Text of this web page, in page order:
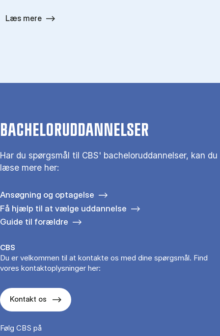
Læs mere
BACHELORUDDANNELSER
Har du spørgsmål til CBS' bacheloruddannelser, kan du
læse mere her:
Ansøgning og optagelse
Få hjælp til at vælge uddannelse
Guide til forældre
CBS
Du er velkommen til at kontakte os med dine spørgsmål. Find
vores kontaktoplysninger her:
Kontakt os
Følg CBS på